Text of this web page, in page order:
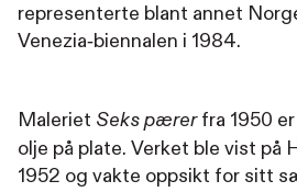
representerte blant annet
Venezia‑biennalen i 1984.
Maleriet Seks pærerfra 1950
olje på plate. Verket ble vist på
1952 og vakte oppsikt for sitt